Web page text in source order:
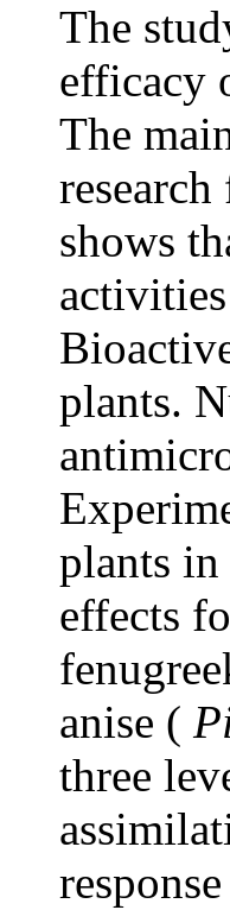
The
efficacy
The
shows
plants.
plants in
effects
anise (
three